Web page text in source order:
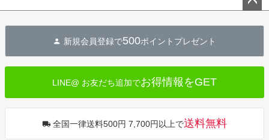
へ
新規会員登録で500ポイントプレゼント
LINE@ お友だち追加でお得情報をGET
全国一律送料500円 7,700円以上で送料無料